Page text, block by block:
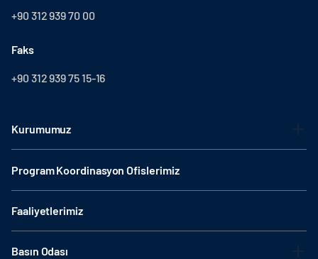
+90 312 939 70 00
Faks
+90 312 939 75 15-16
Kurumumuz
Program Koordinasyon Ofislerimiz
Faaliyetlerimiz
Basın Odası